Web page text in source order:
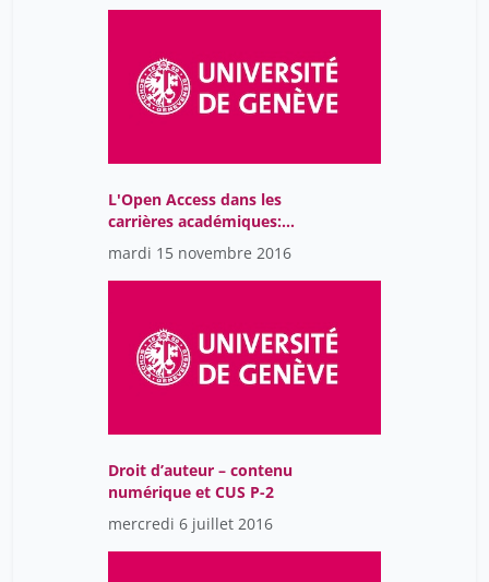
L'Open Access dans les
carrières académiques:
introduction
mardi 15 novembre 2016
Droit d’auteur – contenu
numérique et CUS P-2
mercredi 6 juillet 2016